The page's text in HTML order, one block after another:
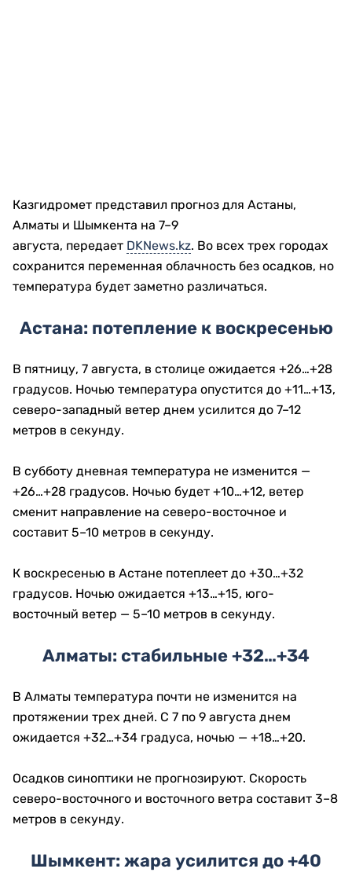
Казгидромет представил прогноз для Астаны,
Алматы и Шымкента на 7–9
августа, передает DKNews.kz. Во всех трех городах
сохранится переменная облачность без осадков, но
температура будет заметно различаться.
Астана: потепление к воскресенью
В пятницу, 7 августа, в столице ожидается +26…+28
градусов. Ночью температура опустится до +11…+13,
северо-западный ветер днем усилится до 7–12
метров в секунду.
В субботу дневная температура не изменится —
+26…+28 градусов. Ночью будет +10…+12, ветер
сменит направление на северо-восточное и
составит 5–10 метров в секунду.
К воскресенью в Астане потеплеет до +30…+32
градусов. Ночью ожидается +13…+15, юго-
восточный ветер — 5–10 метров в секунду.
Алматы: стабильные +32…+34
В Алматы температура почти не изменится на
протяжении трех дней. С 7 по 9 августа днем
ожидается +32…+34 градуса, ночью — +18…+20.
Осадков синоптики не прогнозируют. Скорость
северо-восточного и восточного ветра составит 3–8
метров в секунду.
Шымкент: жара усилится до +40